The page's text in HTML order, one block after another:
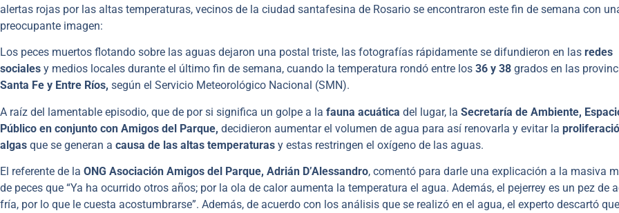
alertas rojas por las altas temperaturas, vecinos de la ciudad santafesina de Rosario se encontraron este fin de semana con
preocupante imagen:
Los peces muertos flotando sobre las aguas dejaron una postal triste, las fotografías rápidamente se difundieron en las redes
sociales y medios locales durante el último fin de semana, cuando la temperatura rondó entre los 36 y 38 grados en las
Santa Fe y Entre Ríos, según el Servicio Meteorológico Nacional (SMN).
A raíz del lamentable episodio, que de por si significa un golpe a la fauna acuática del lugar, la Secretaría de Ambiente,
Público en conjunto con Amigos del Parque, decidieron aumentar el volumen de agua para así renovarla y evitar la
algas que se generan a causa de las altas temperaturas y estas restringen el oxígeno de las aguas.
El referente de la ONG Asociación Amigos del Parque, Adrián D’Alessandro, comentó para darle una explicación a la masiva
de peces que “Ya ha ocurrido otros años; por la ola de calor aumenta la temperatura el agua. Además, el pejerrey es un pez de
fría, por lo que le cuesta acostumbrarse”. Además, de acuerdo con los análisis que se realizó en el agua, el experto descartó